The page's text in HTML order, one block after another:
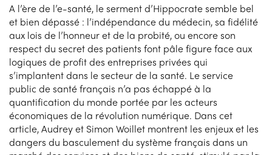
A l’ère de l’e-santé, le serment d’Hippocrate semble bel
et bien dépassé : l’indépendance du médecin, sa fidélité
aux lois de l’honneur et de la probité, ou encore son
respect du secret des patients font pâle figure face aux
logiques de profit des entreprises privées qui
s’implantent dans le secteur de la santé. Le service
public de santé français n’a pas échappé à la
quantification du monde portée par les acteurs
économiques de la révolution numérique. Dans cet
article, Audrey et Simon Woillet montrent les enjeux et les
dangers du basculement du système français dans un